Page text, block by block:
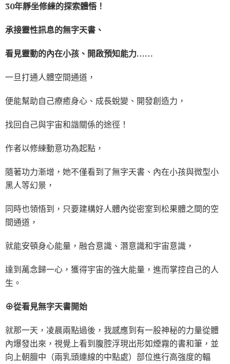
30年靜坐修練的探索體悟！
承接靈性訊息的無字天書、
看見靈動的內在小孩、開啟預知能力……
一旦打通人體空間通道，
便能幫助自己療癒身心、成長蛻變、開發創造力，
找回自己與宇宙和諧關係的途徑！
作者以修練動意功為起點，
隨著功力漸增，她不僅看到了無字天書、內在小孩與微型小
黑人等幻景，
同時也領悟到，只要建構好人體內從密室到松果體之間的空
間通道，
就能安頓身心能量，融合意識、潛意識和宇宙意識，
達到萬念歸一心，獲得宇宙的強大能量，進而掌控自己的人
生。
⊕從看見無字天書開始
就那一天，凌晨兩點過後，我感應到有一股神秘的力量從體
內爆發出來，視覺上看到腹腔浮現出形如煙霧的書和筆，並
向上朝膻中（兩乳頭連線的中點處）部位進行高強度的輻